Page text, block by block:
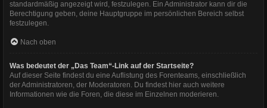
standardmäßig angezeigt wird, festzulegen. Ein Administrator kann dir die
Berechtigung geben, deine Hauptgruppe im persönlichen Bereich selbst
festzulegen.
Nach oben
Was bedeutet der „Das Team“-Link auf der Startseite?
Auf dieser Seite findest du eine Auflistung des Forenteams, einschließlich
der Administratoren, der Moderatoren. Du findest hier auch weitere
Informationen wie die Foren, die diese im Einzelnen moderieren.